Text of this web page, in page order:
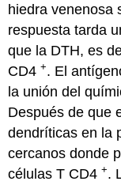
hiedra venenosa
respuesta tarda
que la DTH, es
CD4+. El
la unión del
Después de que
dendríticas en la
cercanos donde
células T CD4+.